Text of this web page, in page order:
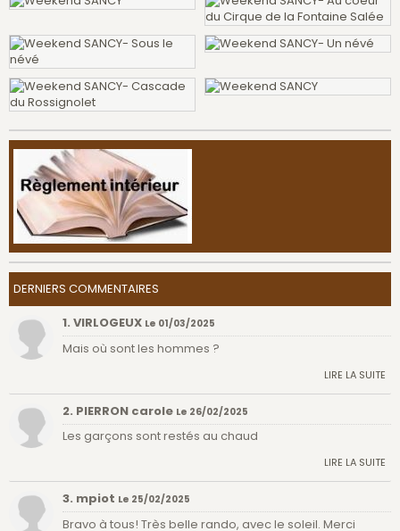
DERNIERS COMMENTAIRES
1. VIRLOGEUX Le 01/03/2025
Mais où sont les hommes ?
LIRE LA SUITE
2. PIERRON carole Le 26/02/2025
Les garçons sont restés au chaud
LIRE LA SUITE
3. mpiot Le 25/02/2025
Bravo à tous! Très belle rando, avec le soleil. Merci